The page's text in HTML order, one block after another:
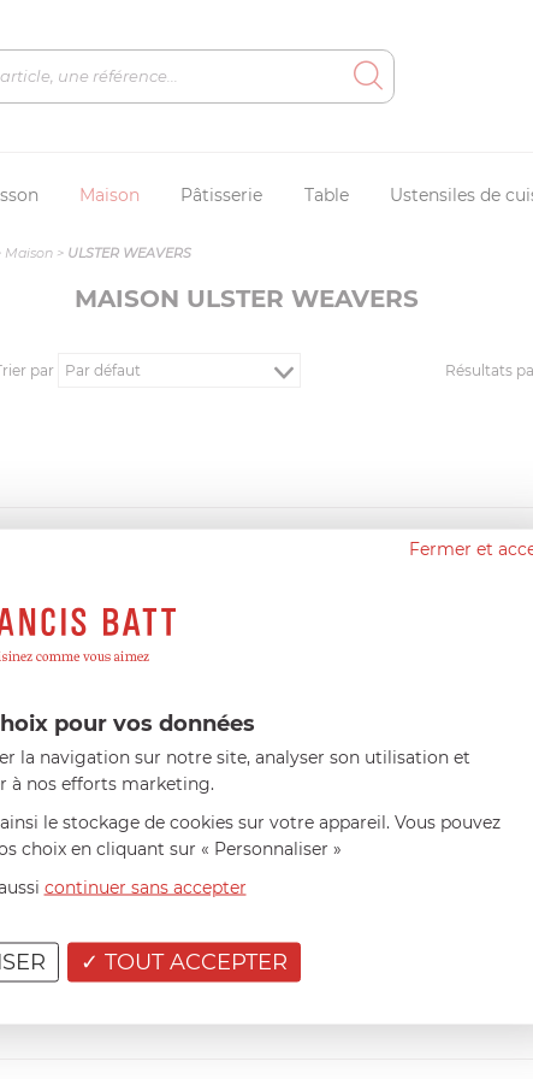
Maison Pâtisserie Table Ustensiles de
Maison> ULSTER WEAVERS
MAISON ULSTER WEAVERS
par Résultats
Couteau complet avec lame, joint & écrou
«Je suis satisfaite du couteau Magimix.
Pale 1.1L
SUIVEZ-NOUS
Fermer et
pour vos données
la navigation sur notre site, analyser son utilisation et
à nos efforts marketing.
le stockage de cookies sur votre appareil. Vous pouvez
choix en cliquant sur « Personnaliser »
continuer sans accepter
TOUT ACCEPTER